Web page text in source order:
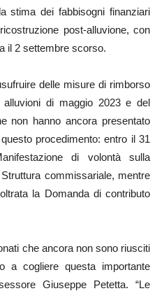
stima dei fabbisogni finanziari
post-alluvione, con
il 2 settembre scorso.
delle misure di rimborso
di maggio 2023 e del
non hanno ancora presentato
procedimento: entro il 31
di volontà sulla
commissariale, mentre
la Domanda di contributo
che ancora non sono riusciti
a cogliere questa importante
Giuseppe Petetta. “Le